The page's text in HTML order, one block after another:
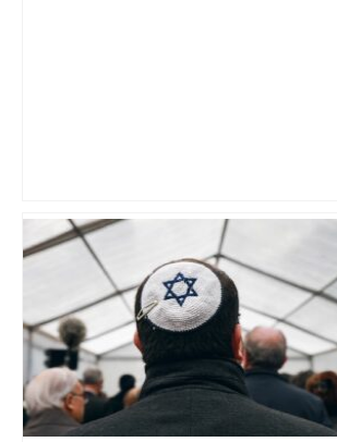
ANALYSE. Lyon La Duchère – TFC :
avec métier, sans briller… Les
Toulousains ont composté leur billet
pour les 16es, on vous explique
comment – ladepeche.fr